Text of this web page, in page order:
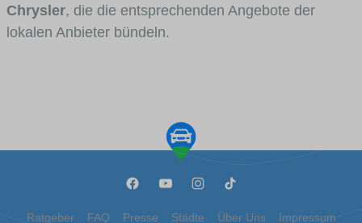
Chrysler, die die entsprechenden Angebote der
lokalen Anbieter bündeln.
Ratgeber FAQ Presse Städte Über Uns Impressum